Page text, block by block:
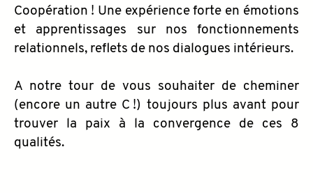
Coopération ! Une expérience forte en émotions
et apprentissages sur nos fonctionnements
relationnels, reflets de nos dialogues intérieurs.
A notre tour de vous souhaiter de cheminer
(encore un autre C !) toujours plus avant pour
trouver la paix à la convergence de ces 8
qualités.